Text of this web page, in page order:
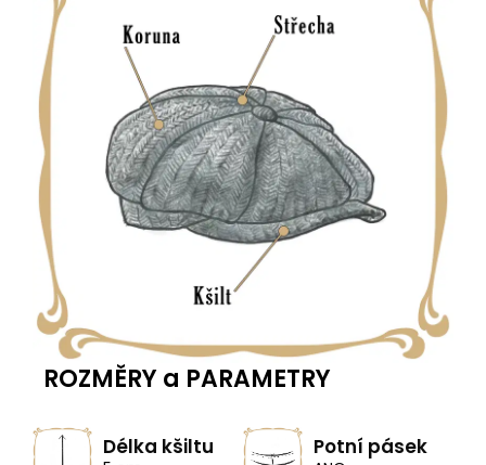
ROZMĚRY a PARAMETRY
Délka kšiltu Potní pásek